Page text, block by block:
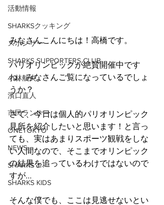
活動情報
SHARKSクッキング
スポンサー
SHARKS SUPPORTERS CLUB
小林航央
濱口直人
市民ランナー
ONETOKYO
NEWS
SHARKS Jr.
SHARKS KIDS
みなさんこんにちは！高橋です。
パリオリンピックが絶賛開催中です
ね。みなさんご覧になっているでしょ
うか？
さて、今日は個人的パリオリンピック
見所を紹介したいと思います！と言っ
ても、実はあまりスポーツ観戦をしな
い人間なので、そこまでオリンピック
の結果を追っているわけではないので
すが...
そんな僕でも、ここは見逃せないとい